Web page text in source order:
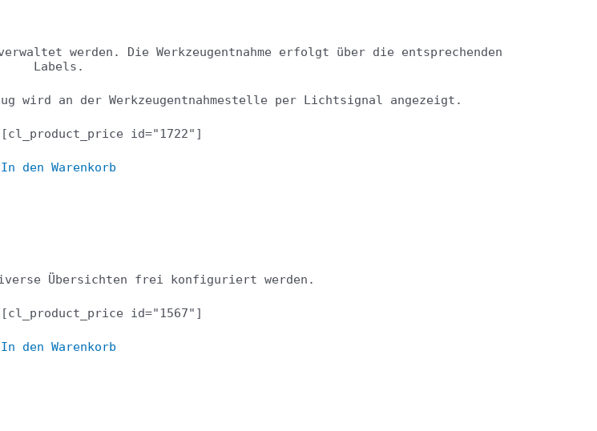
werden. Die Werkzeugentnahme erfolgt über die entsprechenden
Labels.
wird an der Werkzeugentnahmestelle per Lichtsignal angezeigt.
id="1722"]
In den Warenkorb
Übersichten frei konfiguriert werden.
id="1567"]
In den Warenkorb